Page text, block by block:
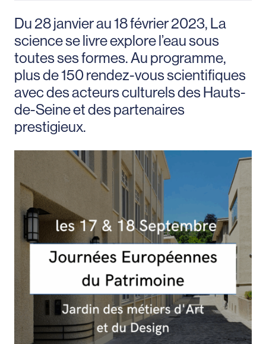
Du 28 janvier au 18 février 2023, La
science se livre explore l’eau sous
toutes ses formes. Au programme,
plus de 150 rendez-vous scientifiques
avec des acteurs culturels des Hauts-
de-Seine et des partenaires
prestigieux.